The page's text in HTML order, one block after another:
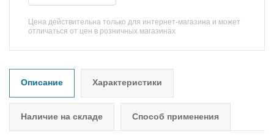
Цена действительна только для интернет-магазина и может
отличаться от цен в розничных магазинах
Описание Характеристики
Наличие на складе Способ применения